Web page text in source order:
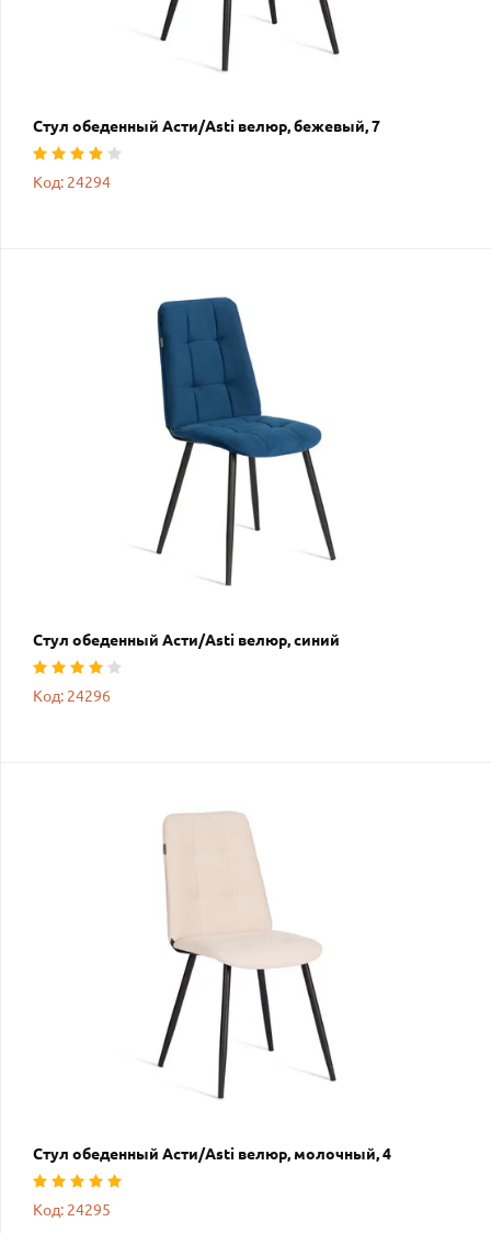
Стул обеденный Асти/Asti велюр, бежевый, 7
Код: 24294
Стул обеденный Асти/Asti велюр, синий
Код: 24296
Стул обеденный Асти/Asti велюр, молочный, 4
Код: 24295